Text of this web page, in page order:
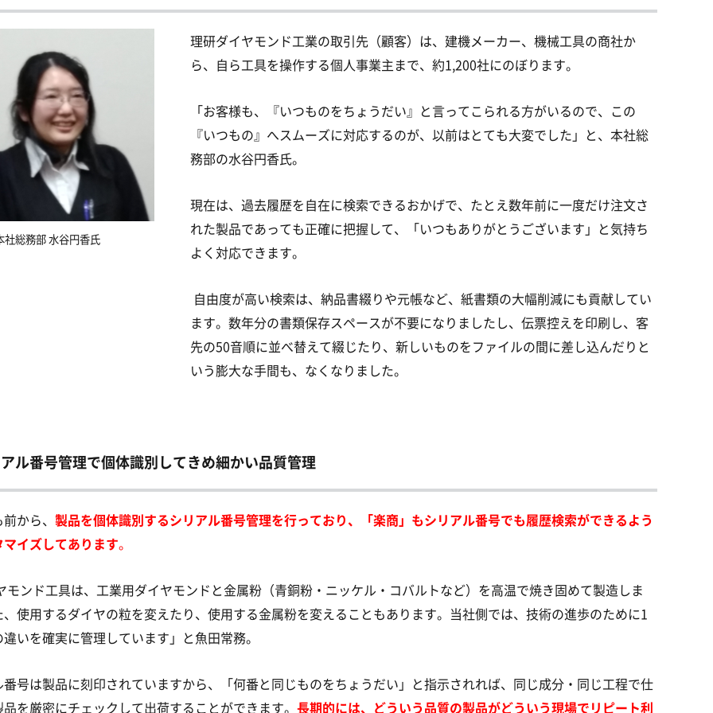
理研ダイヤモンド工業の取引先（顧客）は、建機メーカー、機械工具の商社か
ら、自ら工具を操作する個人事業主まで、約1,200社にのぼります。
「お客様も、『いつものをちょうだい』と言ってこられる方がいるので、この
『いつもの』へスムーズに対応するのが、以前はとても大変でした」と、本社総
務部の水谷円香氏。
現在は、過去履歴を自在に検索できるおかげで、たとえ数年前に一度だけ注文さ
れた製品であっても正確に把握して、「いつもありがとうございます」と気持ち
よく対応できます。
自由度が高い検索は、納品書綴りや元帳など、紙書類の大幅削減にも貢献してい
ます。数年分の書類保存スペースが不要になりましたし、伝票控えを印刷し、客
先の50音順に並べ替えて綴じたり、新しいものをファイルの間に差し込んだりと
いう膨大な手間も、なくなりました。
部 水谷円香氏
ル番号管理で個体識別してきめ細かい品質管理
から、 製品を個体識別するシリアル番号管理を行っており、「楽商」もシリアル番号でも履歴検索ができるよう
イズしてあります。
ンド工具は、工業用ダイヤモンドと金属粉（青銅粉・ニッケル・コバルトなど）を高温で焼き固めて製造しま
使用するダイヤの粒を変えたり、使用する金属粉を変えることもあります。当社側では、技術の進歩のために1
いを確実に管理しています」と魚田常務。
号は製品に刻印されていますから、「何番と同じものをちょうだい」と指示されれば、同じ成分・同じ工程で仕
を厳密にチェックして出荷することができます。 長期的には、どういう品質の製品がどういう現場でリピート利